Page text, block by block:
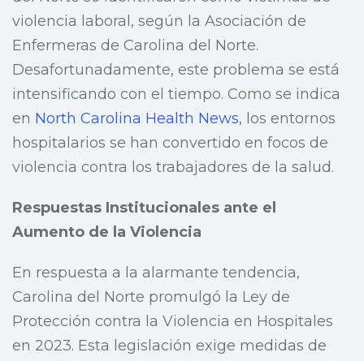
violencia laboral, según la Asociación de
Enfermeras de Carolina del Norte.
Desafortunadamente, este problema se está
intensificando con el tiempo. Como se indica
en North Carolina Health News, los entornos
hospitalarios se han convertido en focos de
violencia contra los trabajadores de la salud.
Respuestas Institucionales ante el
Aumento de la Violencia
En respuesta a la alarmante tendencia,
Carolina del Norte promulgó la Ley de
Protección contra la Violencia en Hospitales
en 2023. Esta legislación exige medidas de